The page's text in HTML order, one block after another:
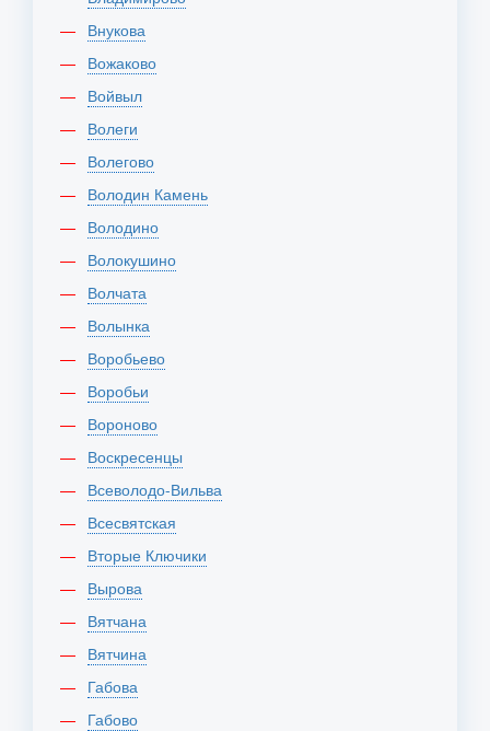
Внукова
Вожаково
Войвыл
Волеги
Волегово
Володин Камень
Володино
Волокушино
Волчата
Волынка
Воробьево
Воробьи
Вороново
Воскресенцы
Всеволодо-Вильва
Всесвятская
Вторые Ключики
Вырова
Вятчана
Вятчина
Габова
Габово